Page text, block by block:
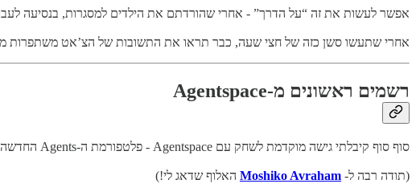
אפשר לעשות את זה “על הדרך” - אחרי שהורדתם את הילדים למסגרות, בנסיעה
אחרי שתעשו סשן כזה של חצי שעה, כבר תראו את התשובות של הצ’אט משתפרות
רשמים ראשונים מ-Agentspace
סוף סוף קיבלתי גישה מוקדמת לשחק עם Agentspace - פלטפורמת ה-Agents החדשה של גוגל.
(תודה רבה ל- Moshiko Avraham האלוף שדאג לי!)